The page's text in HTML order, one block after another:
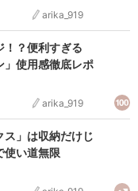
arika_919
！？便利すぎる
」使用感徹底レポ
arika_919
ス」は収納だけじ
使い道無限